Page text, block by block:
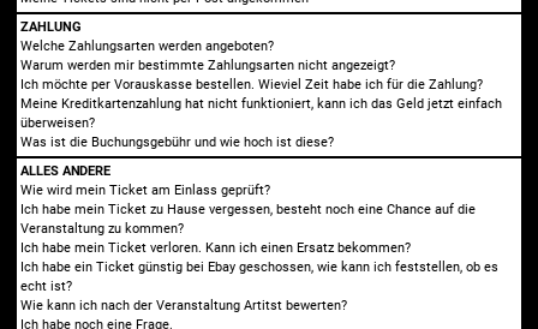
ZAHLUNG
Welche Zahlungsarten werden angeboten?
Warum werden mir bestimmte Zahlungsarten nicht angezeigt?
Ich möchte per Vorauskasse bestellen. Wieviel Zeit habe ich für die Zahlung?
Meine Kreditkartenzahlung hat nicht funktioniert, kann ich das Geld jetzt einfach
überweisen?
Was ist die Buchungsgebühr und wie hoch ist diese?
ALLES ANDERE
Wie wird mein Ticket am Einlass geprüft?
Ich habe mein Ticket zu Hause vergessen, besteht noch eine Chance auf die
Veranstaltung zu kommen?
Ich habe mein Ticket verloren. Kann ich einen Ersatz bekommen?
Ich habe ein Ticket günstig bei Ebay geschossen, wie kann ich feststellen, ob es
echt ist?
Wie kann ich nach der Veranstaltung Artitst bewerten?
Ich habe noch eine Frage.